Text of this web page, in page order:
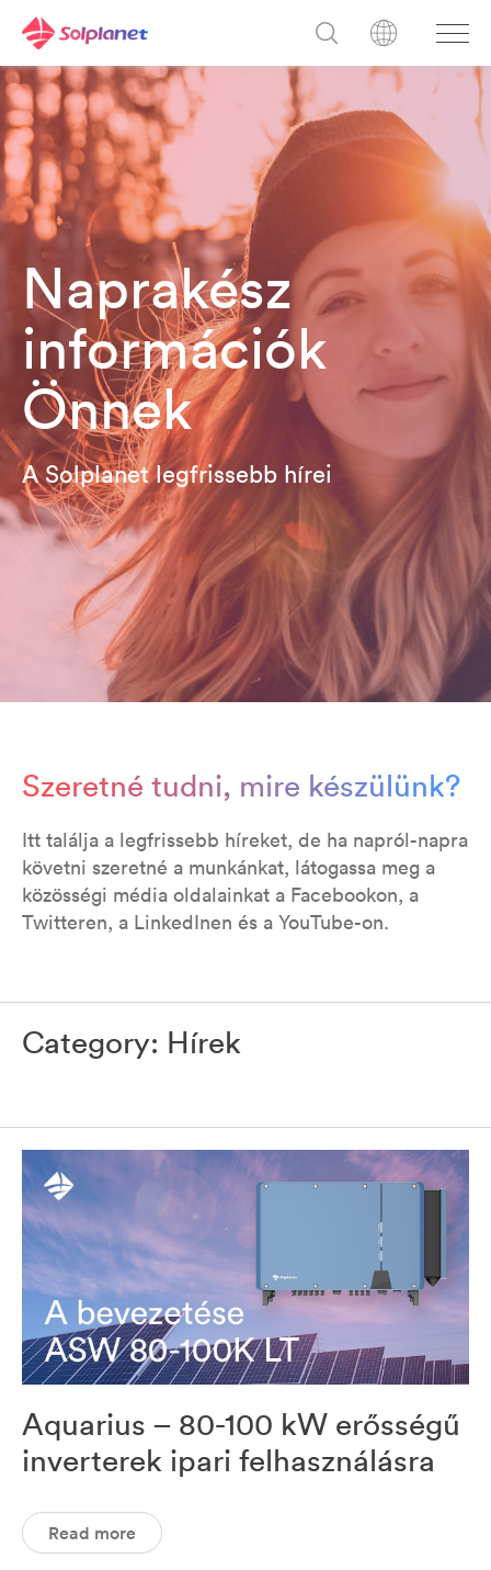
Naprakész
információk
Önnek
A Solplanet legfrissebb hírei
Szeretné tudni, mire készülünk?
Itt találja a legfrissebb híreket, de ha napról-napra
követni szeretné a munkánkat, látogassa meg a
közösségi média oldalainkat a Facebookon, a
Twitteren, a LinkedInen és a YouTube-on.
Category: Hírek
Aquarius – 80-100 kW erősségű
inverterek ipari felhasználásra
Read more